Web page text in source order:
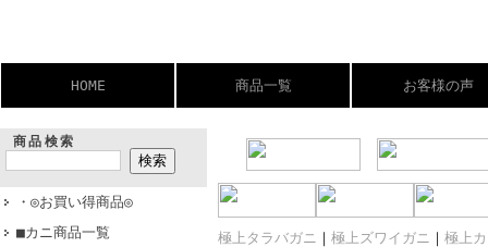
HOME 商品一覧 お客様の声
商品検索
・◎お買い得商品◎
■カニ商品一覧
極上タラバガニ ｜ 極上ズワイガニ ｜ 極上